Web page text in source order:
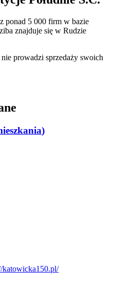
ponad 5 000 firm w bazie
znajduje się w Rudzie
nie prowadzi sprzedaży swoich
)
katowicka150.pl/